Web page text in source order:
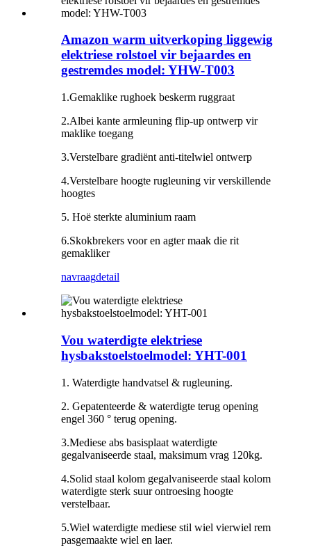
Amazon warm uitverkoping liggewig
elektriese rolstoel vir bejaardes en
gestremdes model: YHW-T003
1.Gemaklike rughoek beskerm ruggraat
2.Albei kante armleuning flip-up ontwerp vir
maklike toegang
3.Verstelbare gradiënt anti-titelwiel ontwerp
4.Verstelbare hoogte rugleuning vir verskillende
hoogtes
5. Hoë sterkte aluminium raam
6.Skokbrekers voor en agter maak die rit
gemakliker
navraagdetail
Vou waterdigte elektriese
hysbakstoelstoelmodel: YHT-001
1. Waterdigte handvatsel & rugleuning.
2. Gepatenteerde & waterdigte terug opening
engel 360 ° terug opening.
3.Mediese abs basisplaat waterdigte
gegalvaniseerde staal, maksimum vrag 120kg.
4.Solid staal kolom gegalvaniseerde staal kolom
waterdigte sterk suur ontroesing hoogte
verstelbaar.
5.Wiel waterdigte mediese stil wiel vierwiel rem
pasgemaakte wiel en laer.